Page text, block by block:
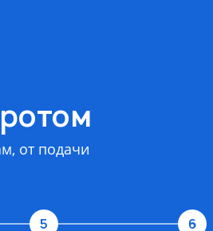
от подачи
5 6